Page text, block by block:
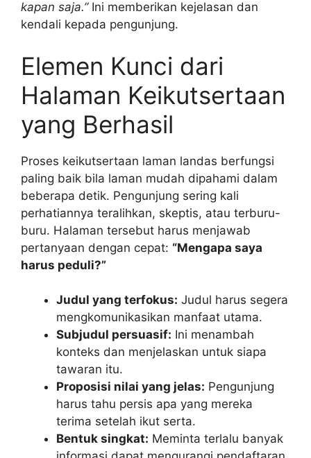
kapan saja.”Ini memberikan kejelasan dan
kendali kepada pengunjung.
Elemen Kunci dari
Halaman Keikutsertaan
yang Berhasil
Proses keikutsertaan laman landas berfungsi
paling baik bila laman mudah dipahami dalam
beberapa detik. Pengunjung sering kali
perhatiannya teralihkan, skeptis, atau terburu-
buru. Halaman tersebut harus menjawab
pertanyaan dengan cepat: “Mengapa saya
harus peduli?”
Judul yang terfokus: Judul harus segera
mengkomunikasikan manfaat utama.
Subjudul persuasif: Ini menambah
konteks dan menjelaskan untuk siapa
tawaran itu.
Proposisi nilai yang jelas: Pengunjung
harus tahu persis apa yang mereka
terima setelah ikut serta.
Bentuk singkat: Meminta terlalu banyak